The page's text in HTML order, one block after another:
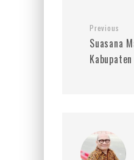
Previous
Suasana